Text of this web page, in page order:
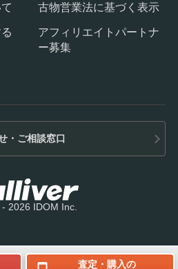
査定・購入の
・ご相談窓口
2026 IDOM Inc.
古物営業法に基づく表示
アフィリエイトパートナ
ー募集